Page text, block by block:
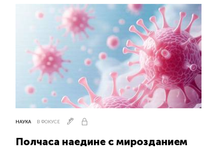
НАУКА В ФОКУСЕ
Полчаса наедине с мирозданием